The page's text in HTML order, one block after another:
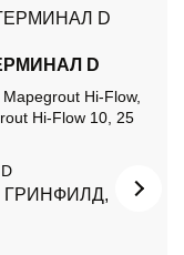
D
Hi-Flow,
Hi-Flow 10, 25